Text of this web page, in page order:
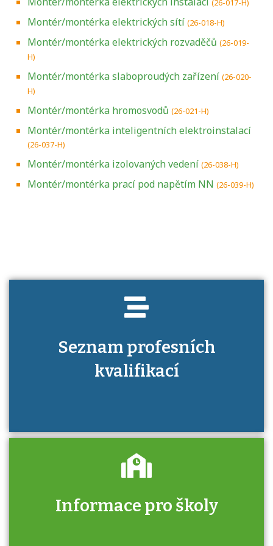
Montér/montérka elektrických sítí (26-018-H)
Montér/montérka elektrických rozvaděčů (26-019-
H)
Montér/montérka slaboproudých zařízení (26-020-
H)
Montér/montérka hromosvodů (26-021-H)
Montér/montérka inteligentních elektroinstalací
(26-037-H)
Montér/montérka izolovaných vedení (26-038-H)
Montér/montérka prací pod napětím NN (26-039-H)
Seznam profesních
kvalifikací
Projděte si seznam profesních kvalifikací.
Informace pro školy
Zjistěte, jak se přihlásit ke zkoušce a kde